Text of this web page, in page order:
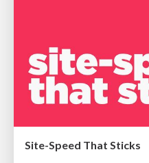
Site-Speed That Sticks